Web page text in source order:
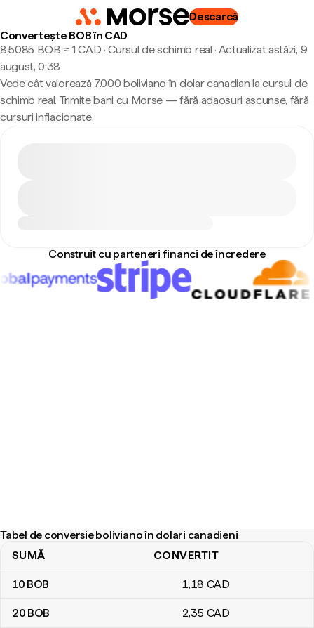
Descarcă
Convertește BOB în CAD
8,5085 BOB ≈ 1 CAD · Cursul de schimb real · Actualizat astăzi, 9
august, 0:38
Vede cât valorează 7.000 boliviano în dolar canadian la cursul de
schimb real. Trimite bani cu Morse — fără adaosuri ascunse, fără
cursuri inflacionate.
Construit cu parteneri financi de încredere
Tabel de conversie boliviano în dolari canadieni
Tabel de conversie boliviano în dolari canadieni
SUMĂ CONVERTIT
10 BOB 1,18 CAD
20 BOB 2,35 CAD